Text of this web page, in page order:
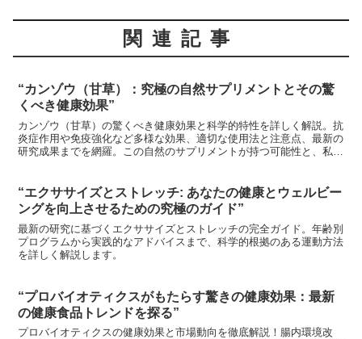
関連記事
“カンゾウ（甘草）：究極の自然サプリメントとその驚
くべき健康効果”
カンゾウ（甘草）の驚くべき健康効果と科学的特性を詳しく解説。抗
炎症作用や免疫強化など多様な効果、適切な使用法と注意点、最新の
研究成果までを網羅。この自然のサプリメントが持つ可能性と、私た
“エクササイズとストレッチ: あなたの健康とウェルビー
ングを向上させるための究極のガイド”
最新の研究に基づくエクササイズとストレッチの完全ガイド。年齢別
プログラムから実践的なアドバイスまで、科学的根拠のある運動方法
を詳しく解説します。
“プロバイオティクスがもたらす驚きの健康効果：最新
の健康食品トレンドを探る”
プロバイオティクスの健康効果と市場動向を徹底解説！腸内環境改